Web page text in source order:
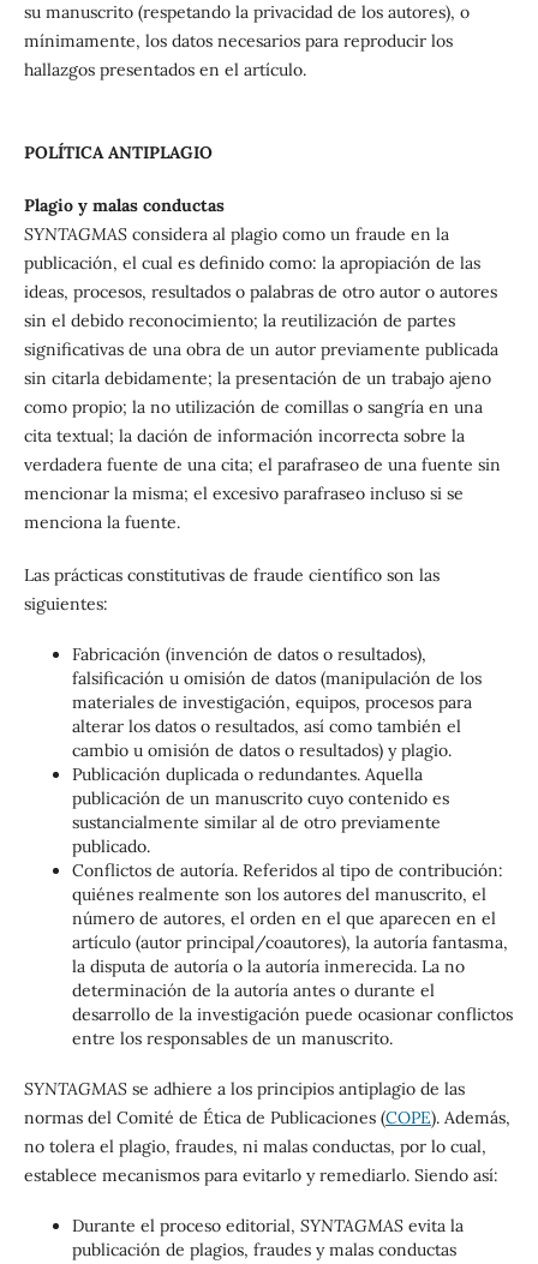
su manuscrito (respetando la privacidad de los autores), o
mínimamente, los datos necesarios para reproducir los
hallazgos presentados en el artículo.
POLÍTICA ANTIPLAGIO
Plagio y malas conductas
SYNTAGMAS considera al plagio como un fraude en la
publicación, el cual es definido como: la apropiación de las
ideas, procesos, resultados o palabras de otro autor o autores
sin el debido reconocimiento; la reutilización de partes
significativas de una obra de un autor previamente publicada
sin citarla debidamente; la presentación de un trabajo ajeno
como propio; la no utilización de comillas o sangría en una
cita textual; la dación de información incorrecta sobre la
verdadera fuente de una cita; el parafraseo de una fuente sin
mencionar la misma; el excesivo parafraseo incluso si se
menciona la fuente.
Las prácticas constitutivas de fraude científico son las
siguientes:
Fabricación (invención de datos o resultados),
falsificación u omisión de datos (manipulación de los
materiales de investigación, equipos, procesos para
alterar los datos o resultados, así como también el
cambio u omisión de datos o resultados) y plagio.
Publicación duplicada o redundantes. Aquella
publicación de un manuscrito cuyo contenido es
sustancialmente similar al de otro previamente
publicado.
Conflictos de autoría. Referidos al tipo de contribución:
quiénes realmente son los autores del manuscrito, el
número de autores, el orden en el que aparecen en el
artículo (autor principal/coautores), la autoría fantasma,
la disputa de autoría o la autoría inmerecida. La no
determinación de la autoría antes o durante el
desarrollo de la investigación puede ocasionar conflictos
entre los responsables de un manuscrito.
SYNTAGMASse adhiere a los principios antiplagio de las
normas del Comité de Ética de Publicaciones (COPE). Además,
no tolera el plagio, fraudes, ni malas conductas, por lo cual,
establece mecanismos para evitarlo y remediarlo. Siendo así:
Durante el proceso editorial, SYNTAGMASevita la
publicación de plagios, fraudes y malas conductas